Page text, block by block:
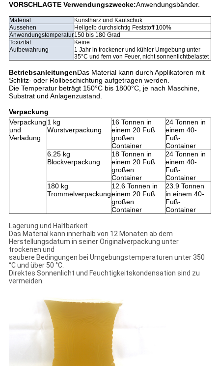
VORSCHLAGTE Verwendungszwecke:Anwendungsbänder.
Material
Kunstharz und Kautschuk
Aussehen
Hellgelb durchsichtig Feststoff 100%
Anwendungstemperatur150 bis 180 Grad
Toxizität
Keine
Aufbewahrung
1 Jahr in trockener und kühler Umgebung unter
35°C und fern von Feuer, nicht sonnenlichtbelastet
BetriebsanleitungenDas Material kann durch Applikatoren mit
Schlitz- oder Rollbeschichtung aufgetragen werden.
Die Temperatur beträgt 150°C bis 1800°C, je nach Maschine,
Substrat und Anlagenzustand.
Verpackung
Verpackung
und
Verladung
1 kg
Wurstverpackung
16 Tonnen in
einem 20 Fuß
großen
Container
24 Tonnen in
einem 40-
Fuß-
Container
6.25 kg
Blockverpackung
18 Tonnen in
einem 20 Fuß
großen
Container
24 Tonnen in
einem 40-
Fuß-
Container
180 kg
Trommelverpackung
12.6 Tonnen in
einem 20 Fuß
großen
Container
23.9 Tonnen
in einem 40-
Fuß-
Container
Lagerung und Haltbarkeit
Das Material kann innerhalb von 12 Monaten ab dem
Herstellungsdatum in seiner Originalverpackung unter
trockenen und
saubere Bedingungen bei Umgebungstemperaturen unter 350
°C und über 50 °C.
Direktes Sonnenlicht und Feuchtigkeitskondensation sind zu
vermeiden.